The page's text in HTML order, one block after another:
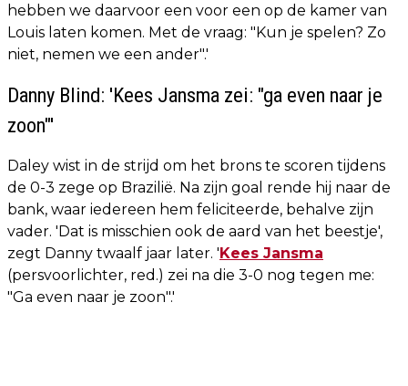
hebben we daarvoor een voor een op de kamer van
Louis laten komen. Met de vraag: "Kun je spelen? Zo
niet, nemen we een ander".'
Danny Blind: 'Kees Jansma zei: "ga even naar je
zoon"'
Daley wist in de strijd om het brons te scoren tijdens
de 0-3 zege op Brazilië. Na zijn goal rende hij naar de
bank, waar iedereen hem feliciteerde, behalve zijn
vader. 'Dat is misschien ook de aard van het beestje',
zegt Danny twaalf jaar later. 'Kees Jansma
(persvoorlichter, red.) zei na die 3-0 nog tegen me:
"Ga even naar je zoon".'